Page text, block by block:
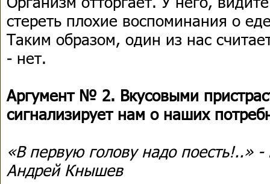
стереть плохие воспоминания о
Таким образом, один из нас
- нет.
Аргумент № 2. Вкусовыми
сигнализирует нам о наших
«В первую голову надо поесть!..»
Андрей Кнышев